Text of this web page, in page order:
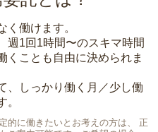
く働けます。
週1回1時間〜のスキマ時間
くことも自由に決められま
、しっかり働く月／少し働
。
的に働きたいとお考えの方は、 正